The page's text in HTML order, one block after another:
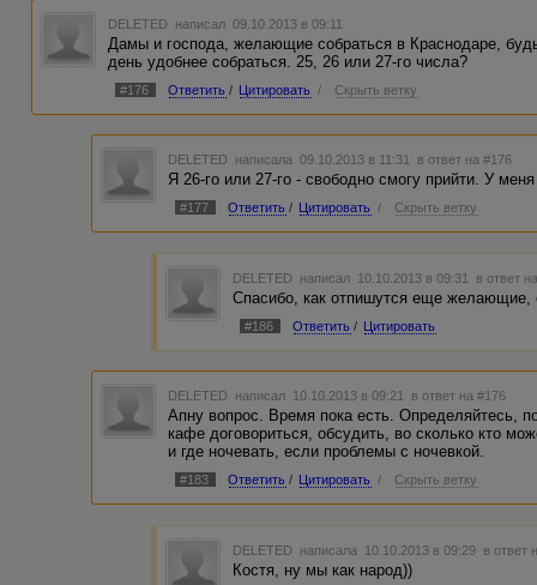
DELETED написал 09.10.2013 в 09:11
Дамы и господа, желающие собраться в Краснодаре,
день удобнее собраться. 25, 26 или 27-го числа?
#176 Ответить / Цитировать / Скрыть ветку
DELETED написала 09.10.2013 в 11:31 в ответ на #176
Я 26-го или 27-го - свободно смогу прийти. У
#177 Ответить / Цитировать / Скрыть ветку
DELETED написал 10.10.2013 в 09:31 в ответ
Спасибо, как отпишутся еще желающие,
#186 Ответить / Цитировать
DELETED написал 10.10.2013 в 09:21 в ответ на #176
Апну вопрос. Время пока есть. Определяйтесь,
кафе договориться, обсудить, во сколько кто
и где ночевать, если проблемы с ночевкой.
#183 Ответить / Цитировать / Скрыть ветку
DELETED написала 10.10.2013 в 09:29 в ответ
Костя, ну мы как народ))